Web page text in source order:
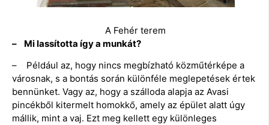
A Fehér terem
– Mi lassította így a munkát?
– Például az, hogy nincs megbízható közműtérképe a
városnak, s a bontás során különféle meglepetések értek
bennünket. Vagy az, hogy a szálloda alapja az Avasi
pincékből kitermelt homokkő, amely az épület alatt úgy
mállik, mint a vaj. Ezt meg kellett egy különleges